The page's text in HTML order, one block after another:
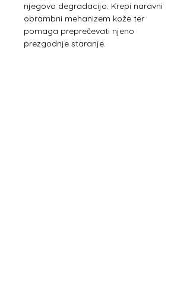
njegovo degradacijo. Krepi naravni
obrambni mehanizem kože ter
pomaga preprečevati njeno
prezgodnje staranje.